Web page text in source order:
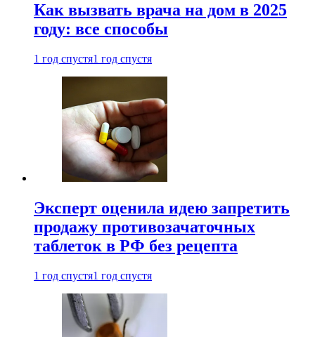
Как вызвать врача на дом в 2025
году: все способы
1 год спустя1 год спустя
Эксперт оценила идею запретить
продажу противозачаточных
таблеток в РФ без рецепта
1 год спустя1 год спустя